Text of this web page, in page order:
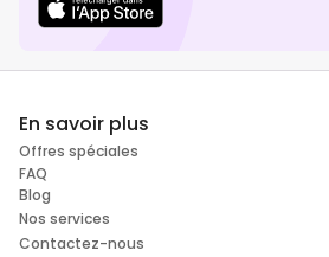
En savoir plus
Offres spéciales
FAQ
Blog
Nos services
Contactez-nous